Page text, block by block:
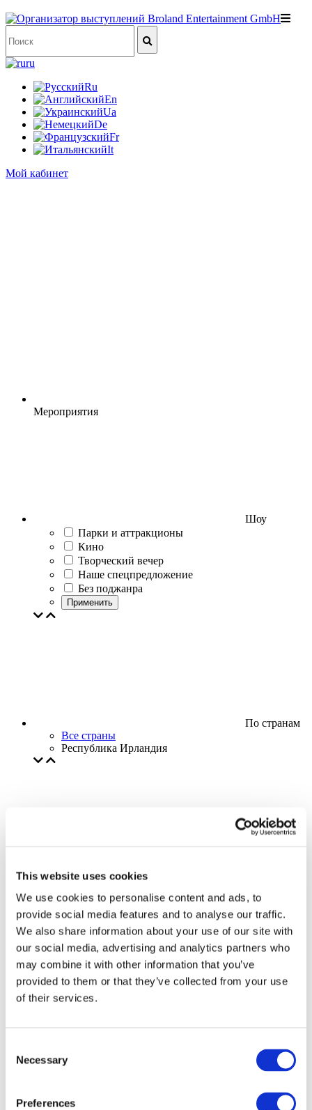
This website uses cookies
We use cookies to personalise content and ads, to
provide social media features and to analyse our traffic.
We also share information about your use of our site with
our social media, advertising and analytics partners who
may combine it with other information that you’ve
provided to them or that they’ve collected from your use
of their services.
Selection
Necessary
Preferences
ru
Ru
En
Ua
De
Fr
It
Мой кабинет
Мероприятия
Шоу
Парки и аттракционы
Кино
Творческий вечер
Наше спецпредложение
Без поджанра
Применить
По странам
Все страны
Республика Ирландия